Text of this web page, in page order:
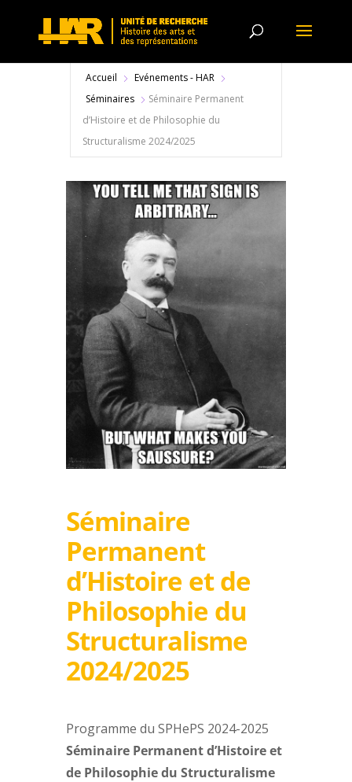
Accueil
Evénements - HAR
Séminaires
Séminaire Permanent
d’Histoire et de Philosophie du
Structuralisme 2024/2025
Séminaire
Permanent
d’Histoire et de
Philosophie du
Structuralisme
2024/2025
Programme du SPHePS 2024-2025
Séminaire Permanent d’Histoire et
de Philosophie du Structuralisme